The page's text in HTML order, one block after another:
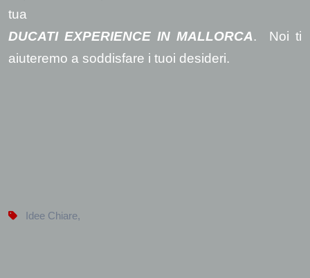
tua
DUCATI EXPERIENCE IN MALLORCA. Noi ti
aiuteremo a soddisfare i tuoi desideri.
Idee Chiare,